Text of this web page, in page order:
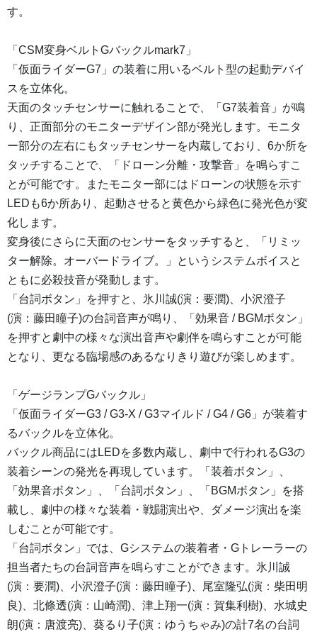
す。
「CSM変身ベルトGバックルmark7」
「仮面ライダーG7」の装着に用いるベルト型の起動デバイ
スを立体化。
天面のタッチセンサーに触れることで、「G7装着音」が鳴
り、正面部分のモニターデザイン部が発光します。モニタ
ー部分の左右にもタッチセンサーを内蔵しており、6か所を
タッチすることで、「ドローン分離・攻撃音」を鳴らすこ
とが可能です。またモニター部にはドローンの状態を示す
LEDも6か所あり、起動させると黄色から緑色に発光色が変
化します。
変身後にさらに天面のセンサーをタッチすると、「リミッ
ター解除。オーバードライブ。」というシステムボイスと
ともに必殺技音が発動します。
「台詞ボタン」を押すと、氷川誠(演：要潤)、小沢澄子
(演：藤田瞳子)の台詞音声が鳴り、「効果音 / BGMボタン」
を押すと劇中の様々な演出音声や劇伴を鳴らすことが可能
となり、更なる臨場感のあるなりきり遊びが楽しめます。
「ゲージランプGバックル」
「仮面ライダーG3 / G3-X / G3マイルド / G4 / G6」が装着す
るバックルを立体化。
バックル商品にはLEDを多数内蔵し、劇中で行われるG3の
装着シーンの発光を再現しています。「装着ボタン」、
「効果音ボタン」、「台詞ボタン」、「BGMボタン」を搭
載し、劇中の様々な装着・戦闘演出や、ダメージ演出を楽
しむことが可能です。
「台詞ボタン」では、Gシステムの装着者・Gトレーラーの
担当者たちの台詞音声を鳴らすことができます。氷川誠
(演：要潤)、小沢澄子(演：藤田瞳子)、尾室隆弘(演：柴田明
良)、北條透(演：山崎潤)、津上翔一(演：賀集利樹)、水城史
朗(演：唐渡亮)、葵るり子(演：ゆうちゃみ)の計7名の台詞